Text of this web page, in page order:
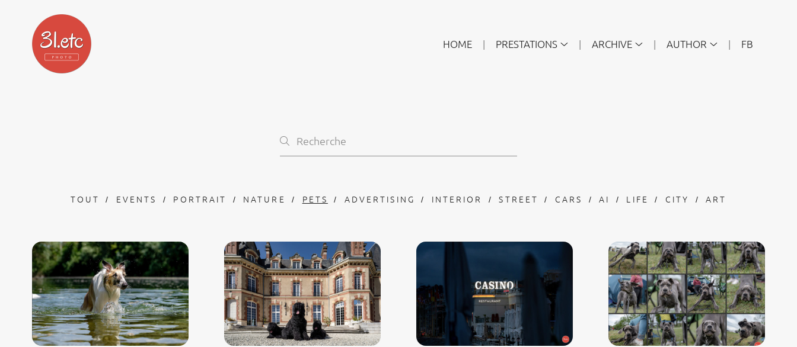
HOME PRESTATIONS ARCHIVE AUTHOR FB
TOUT EVENTS PORTRAIT NATURE PETS ADVERTISING INTERIOR STREET CARS AI LIFE CITY ART